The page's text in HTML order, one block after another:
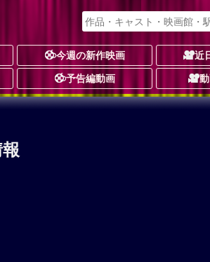
今週の新作映画 近
予告編動画